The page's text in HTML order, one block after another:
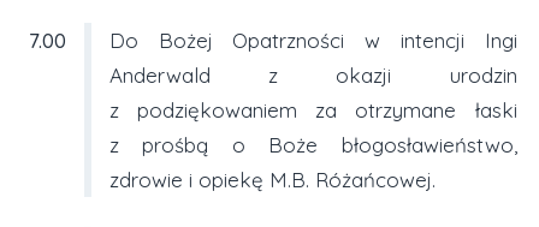
7.00
Do Bożej Opatrzności w intencji Ingi
Anderwald z okazji urodzin
z podziękowaniem za otrzymane łaski
z prośbą o Boże błogosławieństwo,
zdrowie i opiekę M.B. Różańcowej.